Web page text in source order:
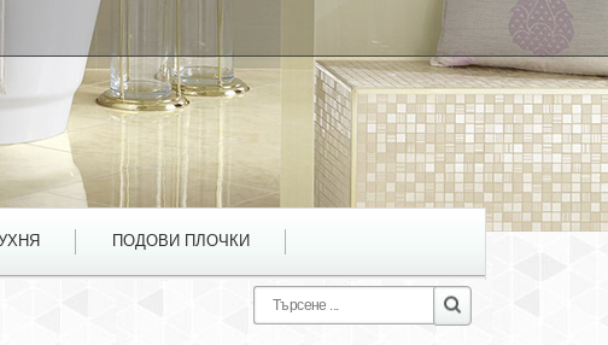
ПОДОВИ ПЛОЧКИ